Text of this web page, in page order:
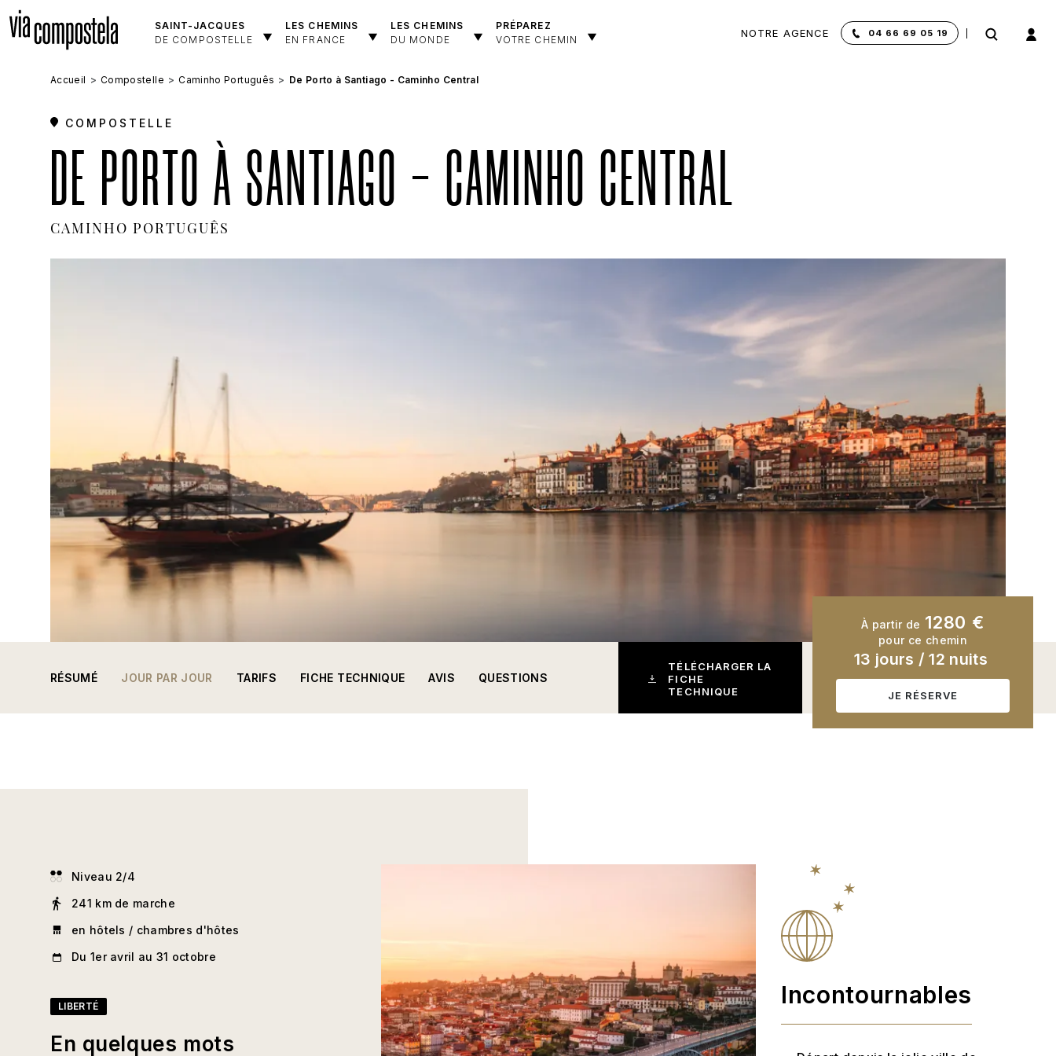
Aller au contenu principal
SAINT-JACQUES
DE COMPOSTELLE
LES CHEMINS
EN FRANCE
LES CHEMINS
DU MONDE
PRÉPAREZ
VOTRE CHEMIN
NOTRE AGENCE 04 66 69 05 19
Accueil Compostelle Caminho Português De Porto à Santiago - Caminho Central
COMPOSTELLE
DE PORTO À SANTIAGO - CAMINHO CENTRAL
CAMINHO PORTUGUÊS
RÉSUMÉ JOUR PAR JOUR TARIFS FICHE TECHNIQUE AVIS QUESTIONS
TÉLÉCHARGER LA
FICHE
TECHNIQUE
À partir de 1280 €
pour ce chemin
13 jours / 12 nuits
JE RÉSERVE
Niveau 2/4
241 km de marche
en hôtels / chambres d'hôtes
Du 1er avril au 31 octobre
LIBERTÉ
En quelques mots
Incontournables